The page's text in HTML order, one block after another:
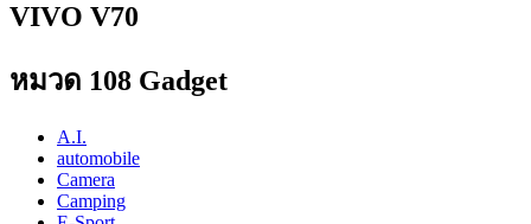
VIVO V70
หมวด 108 Gadget
A.I.
automobile
Camera
Camping